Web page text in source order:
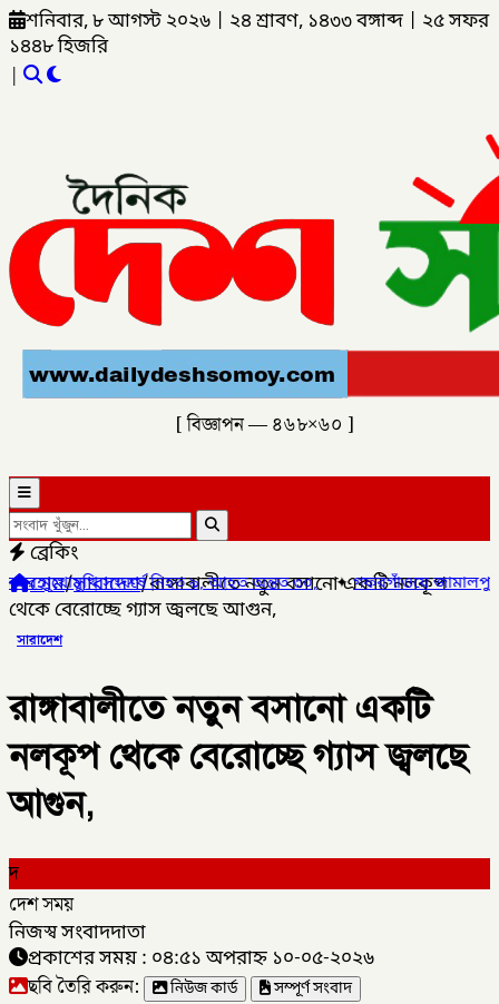
শনিবার, ৮ আগস্ট ২০২৬ ২৪ শ্রাবণ, ১৪৩৩ বঙ্গাব্দ
২৫ সফর
১৪৪৮ হিজরি
|
[ বিজ্ঞাপন — ৪৬৮×৬০ ]
ব্রেকিং
সংঘর্ষে নিহত ৯, আহত অন্তত ৩০,✦গফরগাঁওয়ে জামালপুর কমিউটার
হোম/সারাদেশ/রাঙ্গাবালীতে নতুন বসানো একটি নলকূপ
থেকে বেরোচ্ছে গ্যাস জ্বলছে আগুন,
সারাদেশ
রাঙ্গাবালীতে নতুন বসানো একটি
নলকূপ থেকে বেরোচ্ছে গ্যাস জ্বলছে
আগুন,
দ
দেশ সময়
নিজস্ব সংবাদদাতা
প্রকাশের সময় : ০৪:৫১ অপরাহ্ন ১০-০৫-২০২৬
ছবি তৈরি করুন: নিউজ কার্ড
সম্পূর্ণ সংবাদ